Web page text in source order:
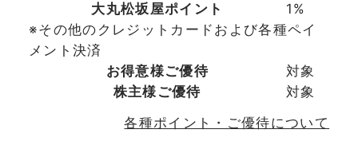
大丸松坂屋ポイント
1%
※その他のクレジットカードおよび各種ペイ
メント決済
お得意様ご優待
対象
株主様ご優待
対象
各種ポイント・ご優待について